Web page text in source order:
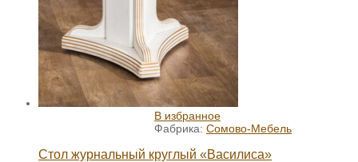
В избранное
Фабрика: Сомово-Мебель
Стол журнальный круглый «Василиса»